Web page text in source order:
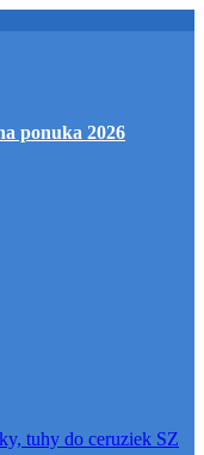
ponuka 2026
tuhy do ceruziek SZ